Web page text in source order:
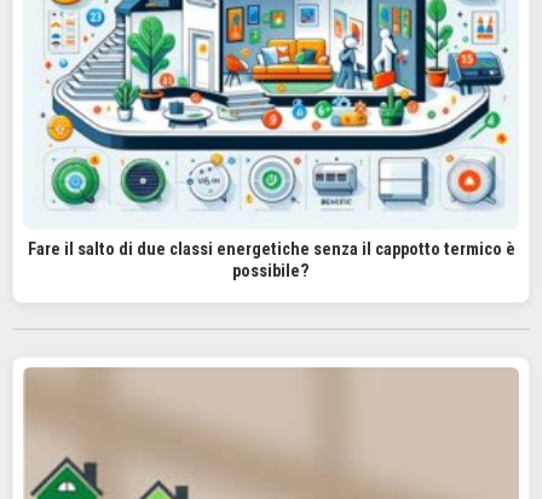
Fare il salto di due classi energetiche senza il cappotto termico è
possibile?